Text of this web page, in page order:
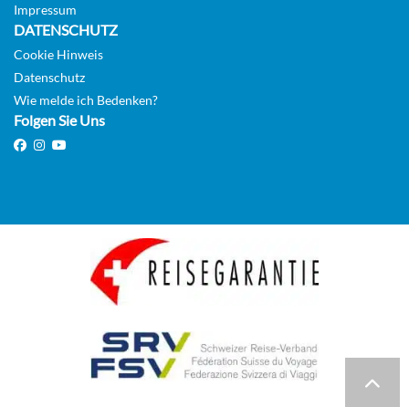
Impressum
DATENSCHUTZ
Cookie Hinweis
Datenschutz
Wie melde ich Bedenken?
Folgen Sie Uns